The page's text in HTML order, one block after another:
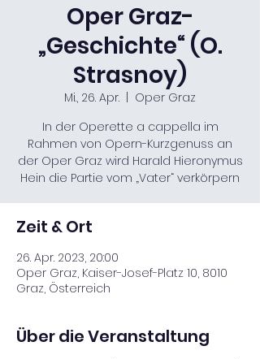
Oper Graz-
„Geschichte“ (O.
Strasnoy)
Mi., 26. Apr.
Oper Graz
In der Operette a cappella im
Rahmen von Opern-Kurzgenuss an
der Oper Graz wird Harald Hieronymus
Hein die Partie vom „Vater“ verkörpern
Zeit & Ort
26. Apr. 2023, 20:00
Oper Graz, Kaiser-Josef-Platz 10, 8010
Graz, Österreich
Über die Veranstaltung